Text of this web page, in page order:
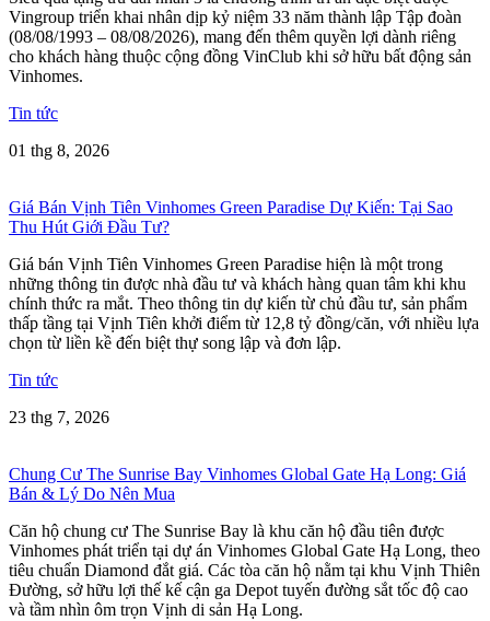
Vingroup triển khai nhân dịp kỷ niệm 33 năm thành lập Tập đoàn
(08/08/1993 – 08/08/2026), mang đến thêm quyền lợi dành riêng
cho khách hàng thuộc cộng đồng VinClub khi sở hữu bất động sản
Vinhomes.
Tin tức
01 thg 8, 2026
Giá Bán Vịnh Tiên Vinhomes Green Paradise Dự Kiến: Tại Sao
Thu Hút Giới Đầu Tư?
Giá bán Vịnh Tiên Vinhomes Green Paradise hiện là một trong
những thông tin được nhà đầu tư và khách hàng quan tâm khi khu
chính thức ra mắt. Theo thông tin dự kiến từ chủ đầu tư, sản phẩm
thấp tầng tại Vịnh Tiên khởi điểm từ 12,8 tỷ đồng/căn, với nhiều lựa
chọn từ liền kề đến biệt thự song lập và đơn lập.
Tin tức
23 thg 7, 2026
Chung Cư The Sunrise Bay Vinhomes Global Gate Hạ Long: Giá
Bán & Lý Do Nên Mua
Căn hộ chung cư The Sunrise Bay là khu căn hộ đầu tiên được
Vinhomes phát triển tại dự án Vinhomes Global Gate Hạ Long, theo
tiêu chuẩn Diamond đắt giá. Các tòa căn hộ nằm tại khu Vịnh Thiên
Đường, sở hữu lợi thế kế cận ga Depot tuyến đường sắt tốc độ cao
và tầm nhìn ôm trọn Vịnh di sản Hạ Long.